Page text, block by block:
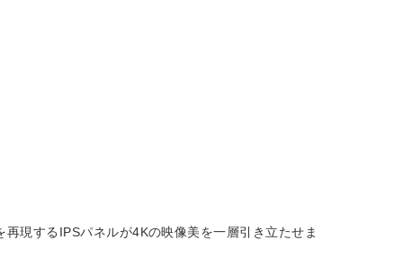
現するIPSパネルが4Kの映像美を一層引き立たせま